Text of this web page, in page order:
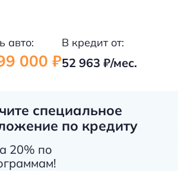
авто:
000 ₽
В кредит от:
52 963 ₽/мес.
специальное
по кредиту
20% по